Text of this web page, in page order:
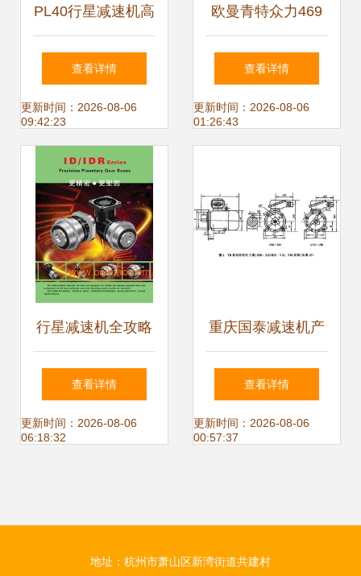
PL40行星减速机高
清大图与升降设备
应用解析
查看详情
更新时间：2026-08-06
09:42:23
欧曼青特众力469
桥中桥主减速器总
成详解 型号、价
家指南
查看详情
更新时间：2026-08-06
01:26:43
行星减速机全攻略
核心用途、专业选
型指南与高性价比
查看详情
更新时间：2026-08-06
06:18:32
重庆国泰减速机产
品技术参数概览与
中国减速机信息网
查看详情
更新时间：2026-08-06
00:57:37
地址：杭州市萧山区新湾街道共建村